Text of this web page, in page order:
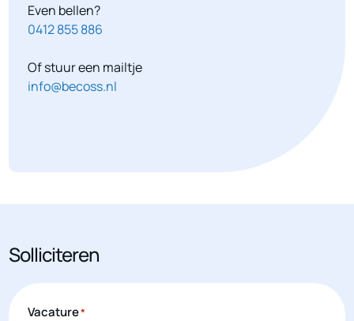
Even bellen?
0412 855 886
Of stuur een mailtje
info@becoss.nl
Solliciteren
Vacature*